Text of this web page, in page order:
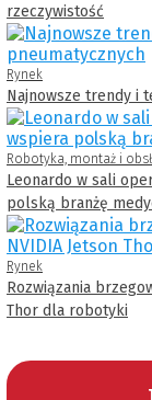
rzeczywistość
Rynek
Najnowsze trendy i
Robotyka, montaż i
Leonardo w sali
polską branżę
Rynek
Rozwiązania
Thor dla robotyki